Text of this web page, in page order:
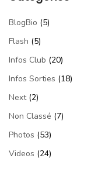
BlogBio (5)
Flash (5)
Infos Club (20)
Infos Sorties (18)
Next(2)
Non Classé (7)
Photos (53)
Videos (24)